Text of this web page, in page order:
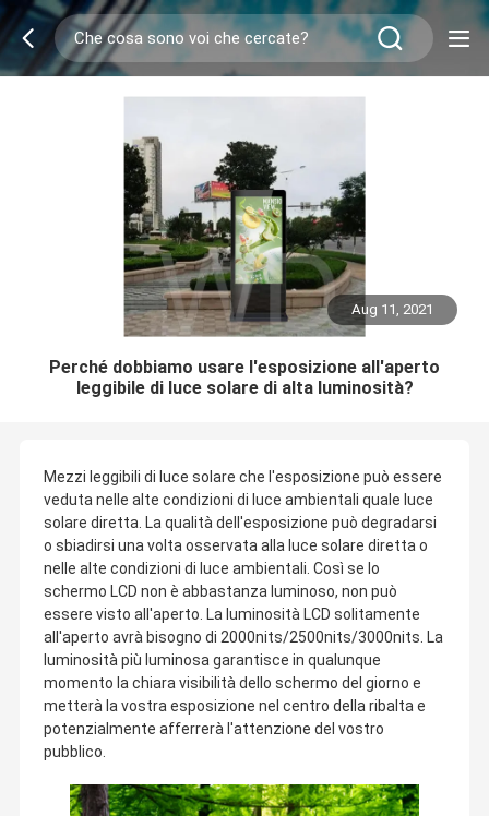
Aug 11, 2021
Perché dobbiamo usare l'esposizione all'aperto
leggibile di luce solare di alta luminosità?
Mezzi leggibili di luce solare che l'esposizione può essere
veduta nelle alte condizioni di luce ambientali quale luce
solare diretta. La qualità dell'esposizione può degradarsi
o sbiadirsi una volta osservata alla luce solare diretta o
nelle alte condizioni di luce ambientali. Così se lo
schermo LCD non è abbastanza luminoso, non può
essere visto all'aperto. La luminosità LCD solitamente
all'aperto avrà bisogno di 2000nits/2500nits/3000nits. La
luminosità più luminosa garantisce in qualunque
momento la chiara visibilità dello schermo del giorno e
metterà la vostra esposizione nel centro della ribalta e
potenzialmente afferrerà l'attenzione del vostro
pubblico.